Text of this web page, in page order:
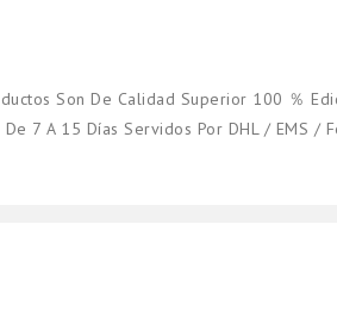
Son De Calidad Superior 100 ％
7 A 15 Días Servidos Por DHL / EMS /